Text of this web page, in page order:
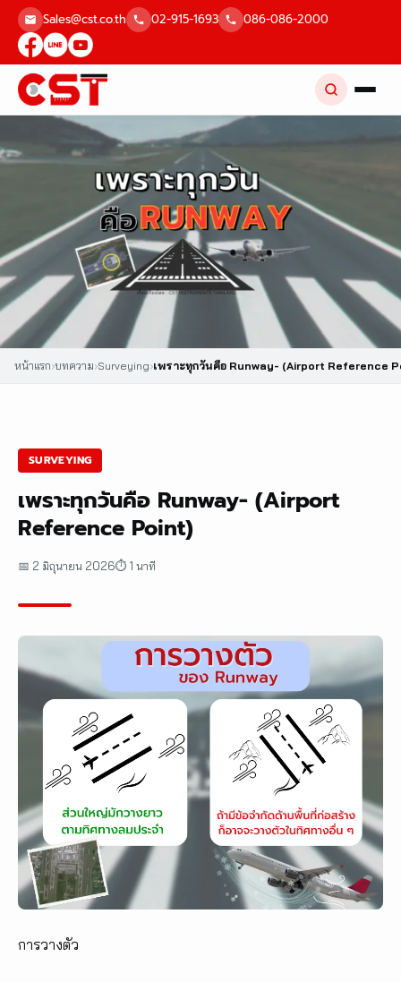
Skip
content
Sales@cst.co.th 02-915-1693 086-086-2000
หน้าแรก›บทความ›Surveying›เพราะทุกวันคือ Runway- (Airport Reference
SURVEYING
เพราะทุกวันคือ Runway- (Airport
Reference Point)
📅 2 มิถุนายน 2026⏱ 1 นาที
การวางตัว